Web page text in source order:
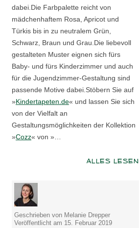
dabei.Die Farbpalette reicht von
mädchenhaftem Rosa, Apricot und
Türkis bis in zu neutralem Grün,
Schwarz, Braun und Grau.Die liebevoll
gestalteten Muster eignen sich fürs
Baby- und fürs Kinderzimmer und auch
für die Jugendzimmer-Gestaltung sind
passende Motive dabei.Stöbern Sie auf
»Kindertapeten.de« und lassen Sie sich
von der Vielfalt an
Gestaltungsmöglichkeiten der Kollektion
»Cozz« von »…
ALLES LESEN
Geschrieben von Melanie Drepper
Veröffentlicht am 15. Februar 2019